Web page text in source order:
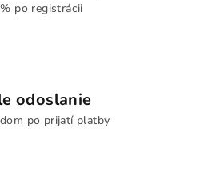
po registrácii
odoslanie
po prijatí platby